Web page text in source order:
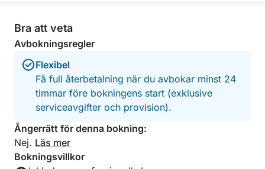
Bra att veta
Avbokningsregler
Flexibel
Få full återbetalning när du avbokar minst 24
timmar före bokningens start (exklusive
serviceavgifter och provision).
Ångerrätt för denna bokning:
Nej. Läs mer
Bokningsvillkor